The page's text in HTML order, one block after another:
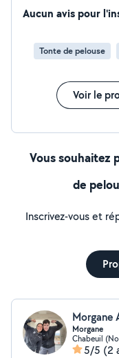
ma vie
bain Pose et
et taille de jardin
plus de
Aucun avis pour
Tonte de pelouse
Voir le
Vous souhaitez
de
Inscrivez-vous et
Morgane
Morgane
Chabeuil
5/5 (2